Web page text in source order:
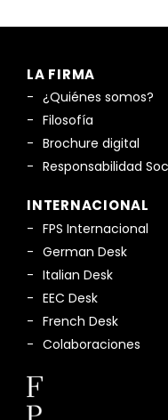
LA FIRMA
¿Quiénes somos?
Filosofía
Brochure digital
Responsabilidad
INTERNACIONAL
FPS Internacional
German Desk
Italian Desk
EEC Desk
French Desk
Colaboraciones